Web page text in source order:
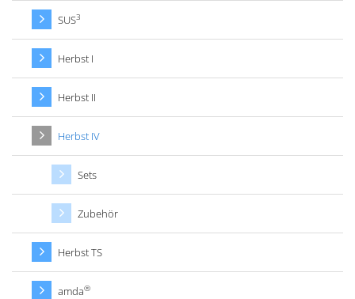
SUS3
Herbst I
Herbst II
Herbst IV
Sets
Zubehör
Herbst TS
amda®